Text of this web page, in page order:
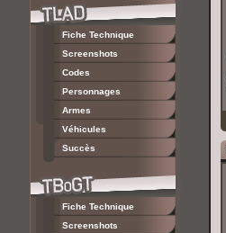
Fiche Technique
Screenshots
Codes
Personnages
Armes
Véhicules
Succès
Fiche Technique
Screenshots